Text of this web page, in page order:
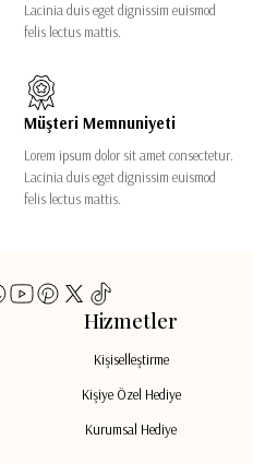
Lacinia duis eget dignissim euismod
felis lectus mattis.
Müşteri Memnuniyeti
Lorem ipsum dolor sit amet consectetur.
Lacinia duis eget dignissim euismod
felis lectus mattis.
Hizmetler
Kişiselleştirme
Kişiye Özel Hediye
Kurumsal Hediye